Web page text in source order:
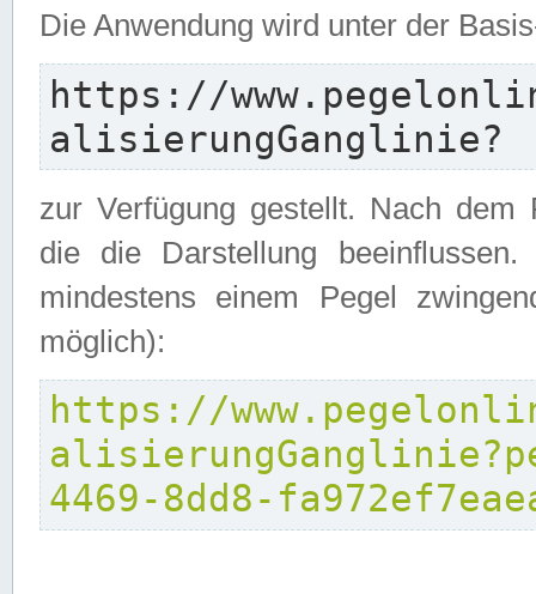
Die Anwendung wird unter der
https://
alisierungGanglinie?
zur Verfügung gestellt. Nach dem
die die Darstellung
mindestens einem Pegel
möglich):
https://
4469-8dd8-